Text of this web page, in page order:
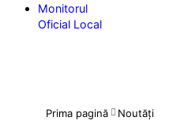
Monitorul
Oficial Local
Prima pagină Noutăți